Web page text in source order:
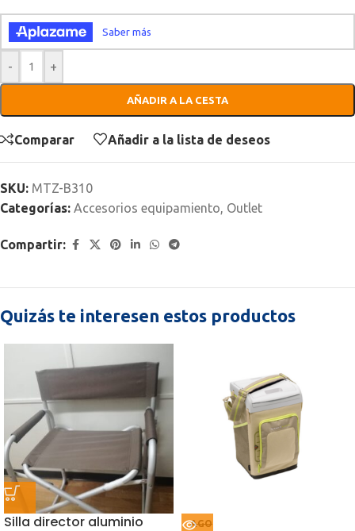
- +
AÑADIR A LA CESTA
Comparar Añadir a la lista de deseos
SKU: MTZ-B310
Categorías: Accesorios equipamiento, Outlet
Compartir:
Quizás te interesen estos productos
Silla director aluminio
AGO